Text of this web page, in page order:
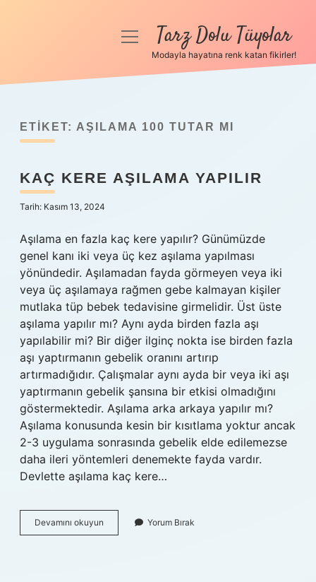
Anasayfa
Yasal Uyarı
Hakkımızda
menüyüTarz Dolu Tüyolar
Modayla hayatına renk katan fikirler!
ETIKET: AŞILAMA 100 TUTAR MI
KAÇ KERE AŞILAMA YAPILIR
Tarih: Kasım 13, 2024
Aşılama en fazla kaç kere yapılır? Günümüzde
genel kanı iki veya üç kez aşılama yapılması
yönündedir. Aşılamadan fayda görmeyen veya iki
veya üç aşılamaya rağmen gebe kalmayan kişiler
mutlaka tüp bebek tedavisine girmelidir. Üst üste
aşılama yapılır mı? Aynı ayda birden fazla aşı
yapılabilir mi? Bir diğer ilginç nokta ise birden fazla
aşı yaptırmanın gebelik oranını artırıp
artırmadığıdır. Çalışmalar aynı ayda bir veya iki aşı
yaptırmanın gebelik şansına bir etkisi olmadığını
göstermektedir. Aşılama arka arkaya yapılır mı?
Aşılama konusunda kesin bir kısıtlama yoktur ancak
2-3 uygulama sonrasında gebelik elde edilemezse
daha ileri yöntemleri denemekte fayda vardır.
Devlette aşılama kaç kere…
Devamını okuyun
Kere
Yorum Bırak